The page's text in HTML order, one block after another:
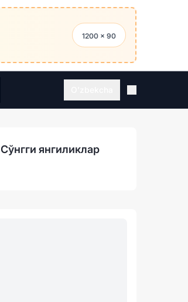
1200 × 90
Сўнгги янгиликлар